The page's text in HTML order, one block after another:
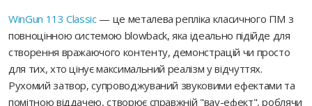
WinGun 113 Classic— це металева репліка класичного ПМ з
повноцінною системою blowback, яка ідеально підійде для
створення вражаючого контенту, демонстрацій чи просто
для тих, хто цінує максимальний реалізм у відчуттях.
Рухомий затвор, супроводжуваний звуковими ефектами та
помітною віддачею, створює справжній "вау-ефект", роблячи